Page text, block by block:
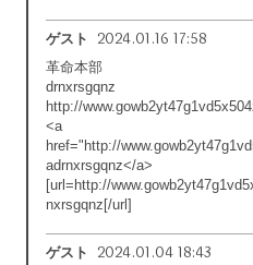
ゲスト 2024.01.16 17:58
革命本部
drnxrsgqnz
http://
<a
href="http://
adrnxrsgqnz</a>
[url=http://
nxrsgqnz[/url]
ゲスト 2024.01.04 18:43